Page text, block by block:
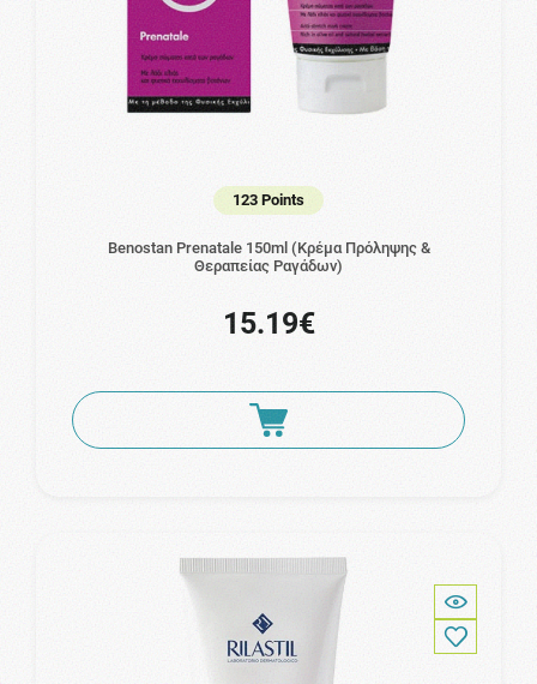
123 Points
Benostan Prenatale 150ml (Κρέμα Πρόληψης &
Θεραπείας Ραγάδων)
15.19€